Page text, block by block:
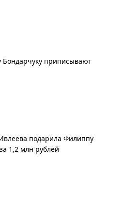
Бондарчуку приписывают
подарила Филиппу
1,2 млн рублей